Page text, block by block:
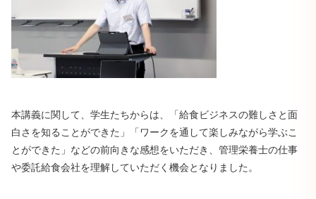
本講義に関して、学生たちからは、「給食ビジネスの難しさと面
白さを知ることができた」「ワークを通して楽しみながら学ぶこ
とができた」などの前向きな感想をいただき、管理栄養士の仕事
や委託給食会社を理解していただく機会となりました。